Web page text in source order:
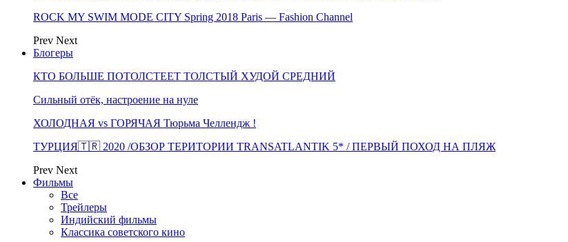
ROCK MY SWIM MODE CITY Spring 2018 Paris — Fashion Channel
Prev Next
Блогеры
КТО БОЛЬШЕ ПОТОЛСТЕЕТ ТОЛСТЫЙ ХУДОЙ СРЕДНИЙ
Сильный отёк, настроение на нуле
ХОЛОДНАЯ vs ГОРЯЧАЯ Тюрьма Челлендж !
ТУРЦИЯ🇹🇷 2020 /ОБЗОР ТЕРИТОРИИ TRANSATLANTIK 5* / ПЕРВЫЙ ПОХОД НА ПЛЯЖ
Prev Next
Фильмы
Все
Трейлеры
Индийский фильмы
Классика советского кино